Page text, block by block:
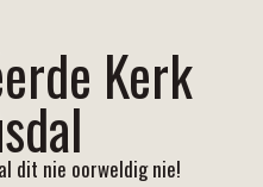
Kerk
dit nie oorweldig nie!